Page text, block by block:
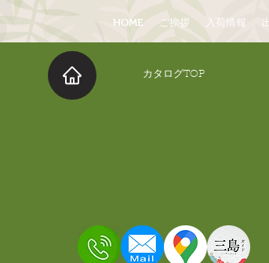
HOME ご挨拶 入荷情報
​カタログTOP